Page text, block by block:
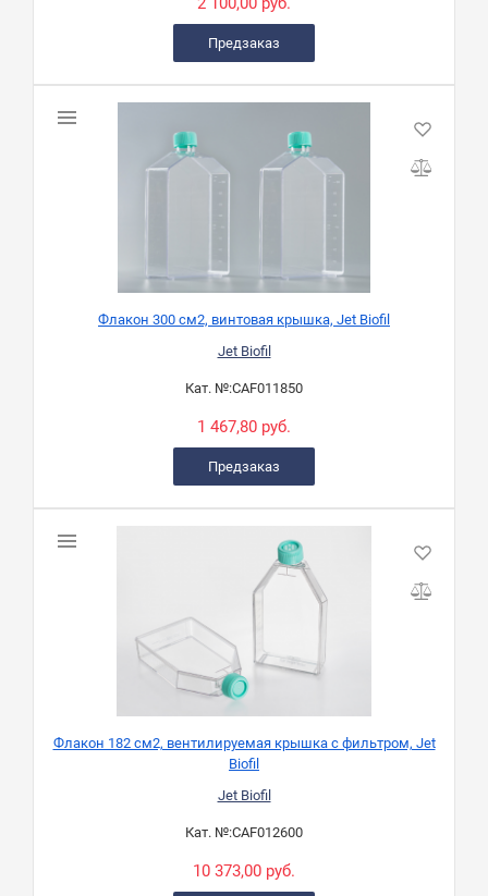
Предзаказ
Флакон 300 см2, винтовая крышка, Jet Biofil
Jet Biofil
Кат. №:CAF011850
1 467,80 руб.
Предзаказ
Флакон 182 см2, вентилируемая крышка с фильтром, Jet
Biofil
Jet Biofil
Кат. №:CAF012600
10 373,00 руб.